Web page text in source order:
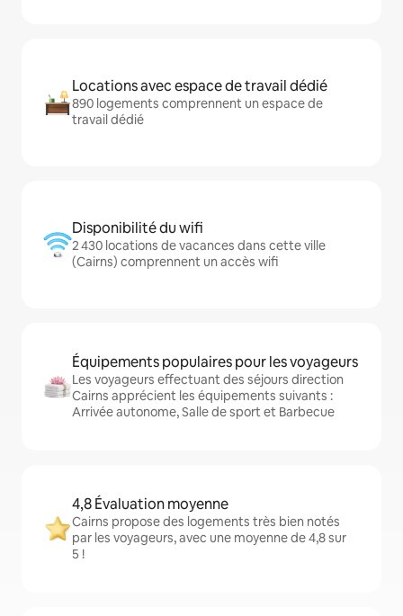
Locations avec espace de travail dédié
890 logements comprennent un espace de
travail dédié
Disponibilité du wifi
2 430 locations de vacances dans cette ville
(Cairns) comprennent un accès wifi
Équipements populaires pour les voyageurs
Les voyageurs effectuant des séjours direction
Cairns apprécient les équipements suivants :
Arrivée autonome, Salle de sport et Barbecue
4,8 Évaluation moyenne
Cairns propose des logements très bien notés
par les voyageurs, avec une moyenne de 4,8 sur
5 !